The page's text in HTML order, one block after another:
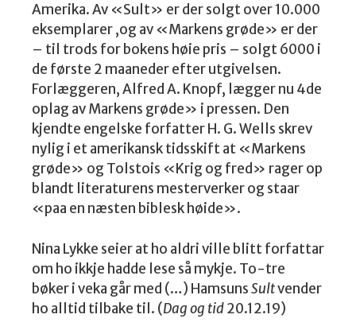
Amerika. Av «Sult» er der solgt over 10.000
eksemplarer ,og av «Markens grøde» er der
– til trods for bokens høie pris – solgt 6000 i
de første 2 maaneder efter utgivelsen.
Forlæggeren, Alfred A. Knopf, lægger nu 4de
oplag av Markens grøde» i pressen. Den
kjendte engelske forfatter H. G. Wells skrev
nylig i et amerikansk tidsskift at «Markens
grøde» og Tolstois «Krig og fred» rager op
blandt literaturens mesterverker og staar
«paa en næsten biblesk høide».
Nina Lykke seier at ho aldri ville blitt forfattar
om ho ikkje hadde lese så mykje. To-tre
bøker i veka går med (…) HamsunsSultvender
ho alltid tilbake til. (Dag og tid20.12.19)